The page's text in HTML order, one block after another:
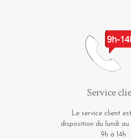
Service
Le service client
disposition du lundi au
9h à 14h